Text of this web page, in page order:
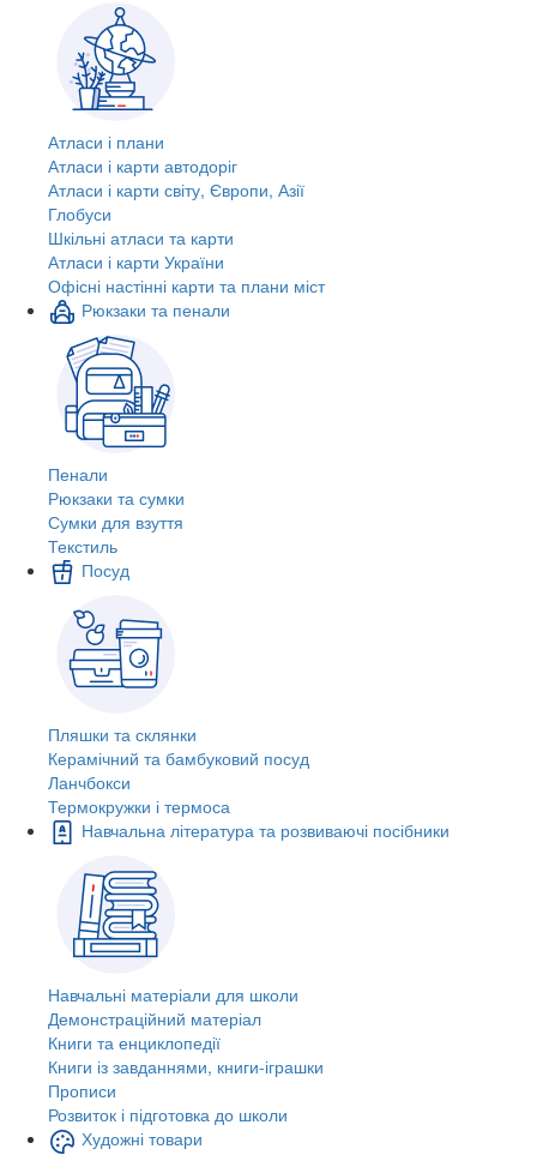
Атласи і плани
Атласи і карти автодоріг
Атласи і карти світу, Європи, Азії
Глобуси
Шкільні атласи та карти
Атласи і карти України
Офісні настінні карти та плани міст
Рюкзаки та пенали
Пенали
Рюкзаки та сумки
Сумки для взуття
Текстиль
Посуд
Пляшки та склянки
Керамічний та бамбуковий посуд
Ланчбокси
Термокружки і термоса
Навчальна література та розвиваючі посібники
Навчальні матеріали для школи
Демонстраційний матеріал
Книги та енциклопедії
Книги із завданнями, книги-іграшки
Прописи
Розвиток і підготовка до школи
Художні товари